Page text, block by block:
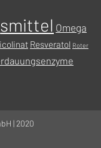
Omega
Resveratol Roter
| 2020